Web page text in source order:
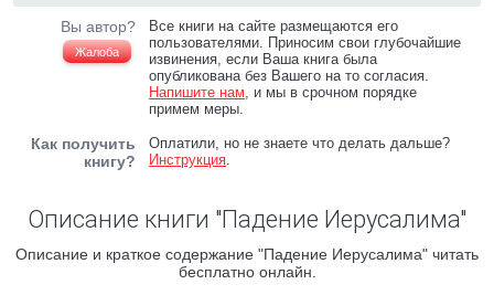
Вы автор?
Жалоба
Все книги на сайте размещаются его
пользователями. Приносим свои глубочайшие
извинения, если Ваша книга была
опубликована без Вашего на то согласия.
Напишите нам, и мы в срочном порядке
примем меры.
Как получить
книгу?
Оплатили, но не знаете что делать дальше?
Инструкция.
Описание книги "Падение Иерусалима"
Описание и краткое содержание "Падение Иерусалима" читать
бесплатно онлайн.